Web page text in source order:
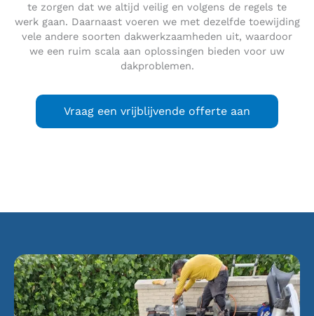
te zorgen dat we altijd veilig en volgens de regels te
werk gaan. Daarnaast voeren we met dezelfde toewijding
vele andere soorten dakwerkzaamheden uit, waardoor
we een ruim scala aan oplossingen bieden voor uw
dakproblemen.
Vraag een vrijblijvende offerte aan